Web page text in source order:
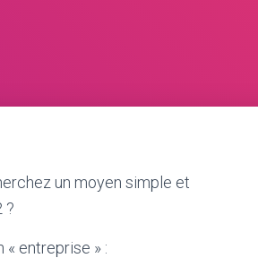
un moyen simple et
?
entreprise » :